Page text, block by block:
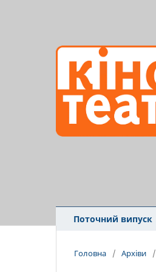
Поточний випуск
Головна / Архіви /